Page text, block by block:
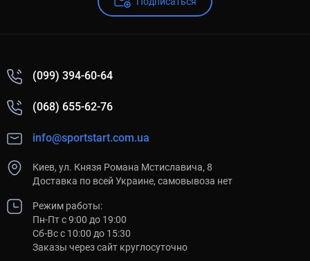
(099) 394-60-64
(068) 655-62-76
info@sportstart.com.ua
Киев, ул. Князя Романа Мстиславича, 8
Доставка по всей Украине, самовывоза нет
Режим работы:
Пн-Пт с 9:00 до 19:00
Сб-Вс с 10:00 до 15:30
Заказы через сайт круглосуточно